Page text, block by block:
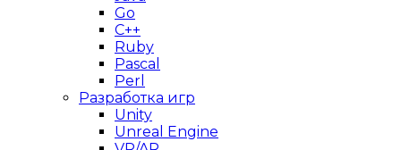
Go
C++
Ruby
Pascal
Perl
Разработка игр
Unity
Unreal Engine